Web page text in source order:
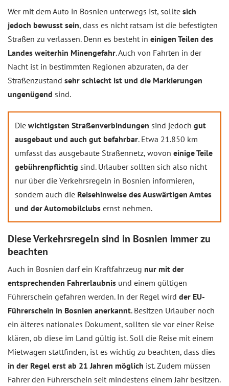
Wer mit dem Auto in Bosnien unterwegs ist, sollte sich
jedoch bewusst sein, dass es nicht ratsam ist die befestigten
Straßen zu verlassen. Denn es besteht in einigen Teilen des
Landes weiterhin Minengefahr. Auch von Fahrten in der
Nacht ist in bestimmten Regionen abzuraten, da der
Straßenzustand sehr schlecht ist und die Markierungen
ungenügend sind.
Die wichtigsten Straßenverbindungen sind jedoch gut
ausgebaut und auch gut befahrbar. Etwa 21.850 km
umfasst das ausgebaute Straßennetz, wovon einige Teile
gebührenpflichtig sind. Urlauber sollten sich also nicht
nur über die Verkehrsregeln in Bosnien informieren,
sondern auch die Reisehinweise des Auswärtigen Amtes
und der Automobilclubs ernst nehmen.
Diese Verkehrsregeln sind in Bosnien immer zu
beachten
Auch in Bosnien darf ein Kraftfahrzeug nur mit der
entsprechenden Fahrerlaubnis und einem gültigen
Führerschein gefahren werden. In der Regel wird der EU-
Führerschein in Bosnien anerkannt. Besitzen Urlauber noch
ein älteres nationales Dokument, sollten sie vor einer Reise
klären, ob diese im Land gültig ist. Soll die Reise mit einem
Mietwagen stattfinden, ist es wichtig zu beachten, dass dies
in der Regel erst ab 21 Jahren möglich ist. Zudem müssen
Fahrer den Führerschein seit mindestens einem Jahr besitzen.